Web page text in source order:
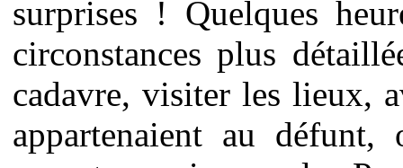
surprises ! Quelques
circonstances plus
cadavre, visiter les lieux,
appartenaient au